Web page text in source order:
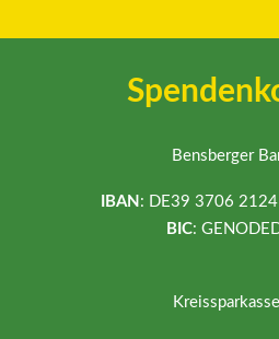
Bensberger
IBAN : DE39 3706
BIC: